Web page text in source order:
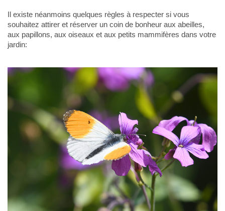
Il existe néanmoins quelques règles à respecter si vous
souhaitez attirer et réserver un coin de bonheur aux abeilles,
aux papillons, aux oiseaux et aux petits mammifères dans votre
jardin: